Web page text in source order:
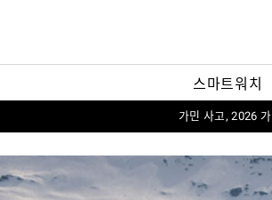
스마트워치
가민 사고, 2026